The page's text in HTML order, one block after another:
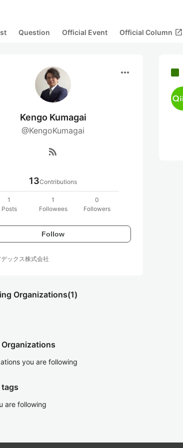
Question Official Event Official Column open_in_new
more_horiz
Kengo Kumagai
@KengoKumagai
rss_feed
13Contributions
1
Posts
1
Followees
0
Followers
Follow
ックス株式会社
Organizations(1)
you are following
are following